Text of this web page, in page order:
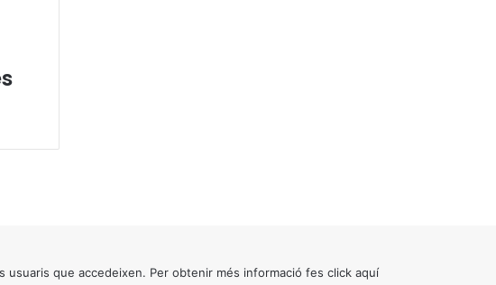
que accedeixen. Per obtenir més informació fes click aquí